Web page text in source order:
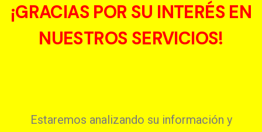
¡GRACIAS POR SU INTERÉS EN
NUESTROS SERVICIOS!
Estaremos analizando su información y